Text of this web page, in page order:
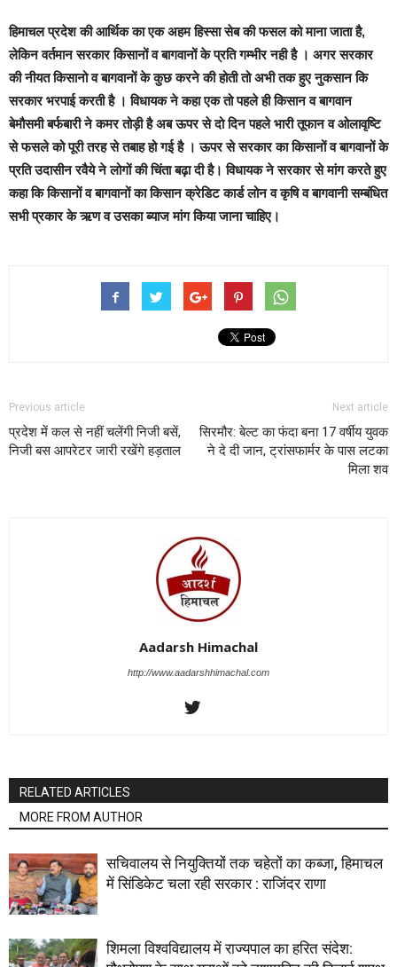
हिमाचल प्रदेश की आर्थिक का एक अहम हिस्सा सेब की फसल को माना जाता है,
लेकिन वर्तमान सरकार किसानों व बागवानों के प्रति गम्भीर नही है । अगर सरकार
की नीयत किसानो व बागवानों के कुछ करने की होती तो अभी तक हुए नुकसान कि
सरकार भरपाई करती है । विधायक ने कहा एक तो पहले ही किसान व बागवान
बेमौसमी बर्फबारी ने कमर तोड़ी है अब ऊपर से दो दिन पहले भारी तूफान व ओलावृष्टि
से फसले को पूरी तरह से तबाह हो गई है । ऊपर से सरकार का किसानों व बागवानों के
प्रति उदासीन रवैये ने लोगों की चिंता बढ़ा दी है। विधायक ने सरकार से मांग करते हुए
कहा कि किसानों व बागवानों का किसान क्रेडिट कार्ड लोन व कृषि व बागवानी सम्बंधित
सभी प्रकार के ऋण व उसका ब्याज मांग किया जाना चाहिए।
Previous article
प्रदेश में कल से नहीं चलेंगी निजी बसें,
निजी बस आपरेटर जारी रखेंगे हड़ताल
Next article
सिरमौर: बेल्ट का फंदा बना 17 वर्षीय युवक
ने दे दी जान, ट्रांसफार्मर के पास लटका
मिला शव
Aadarsh Himachal
http://www.aadarshhimachal.com
RELATED ARTICLES
MORE FROM AUTHOR
सचिवालय से नियुक्तियों तक चहेतों का कब्जा, हिमाचल
में सिंडिकेट चला रही सरकार : राजिंदर राणा
शिमला विश्वविद्यालय में राज्यपाल का हरित संदेश: